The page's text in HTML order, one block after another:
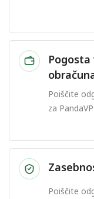
Poiščite
za
Poiščite